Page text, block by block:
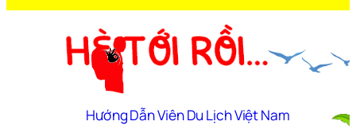
Hướng Dẫn Viên Du Lịch Việt Nam